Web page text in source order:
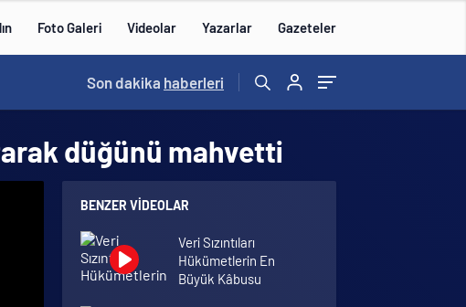
Foto Galeri Videolar Yazarlar Gazeteler
Son dakika haberleri
düğünü mahvetti
BENZER VIDEOLAR
Veri Sızıntıları
Hükümetlerin En
Büyük Kâbusu